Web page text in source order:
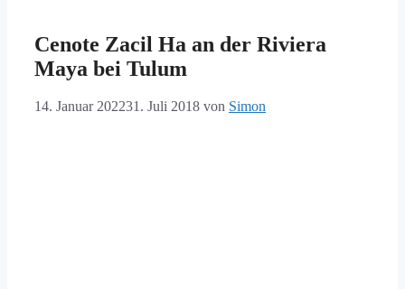
Cenote Zacil Ha an der Riviera
Maya bei Tulum
14. Januar 202231. Juli 2018 von Simon